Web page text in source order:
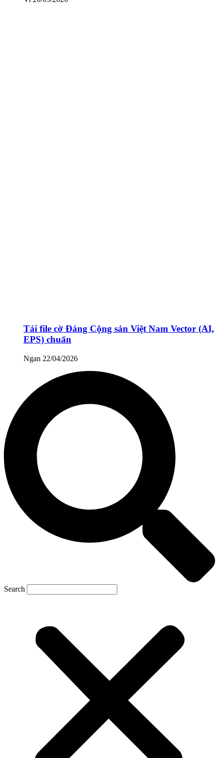
Tải file cờ Đảng Cộng sản Việt Nam Vector (AI,
EPS) chuẩn
Ngan 22/04/2026
Search